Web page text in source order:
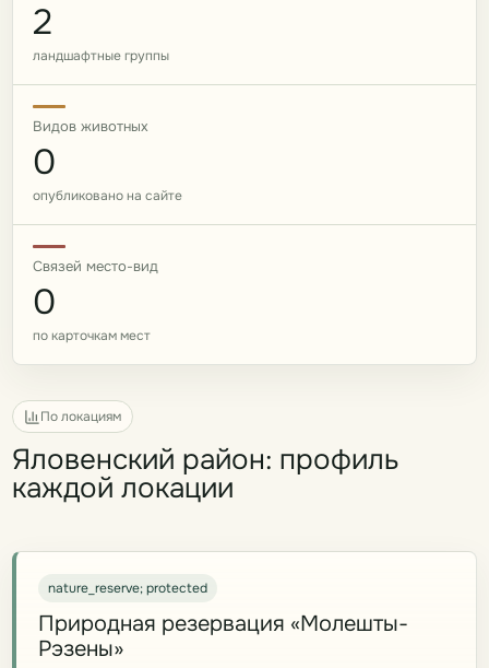
2
ландшафтные группы
Видов животных
0
опубликовано на сайте
Связей место-вид
0
по карточкам мест
По локациям
Яловенский район: профиль
каждой локации
nature_reserve; protected
Природная резервация «Молешты-
Рэзены»